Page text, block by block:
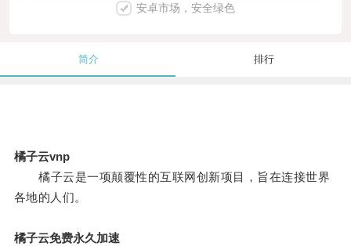
安卓市场，安全绿色
简介 排行
橘子云vnp
橘子云是一项颠覆性的互联网创新项目，旨在连接世界
各地的人们。
橘子云免费永久加速